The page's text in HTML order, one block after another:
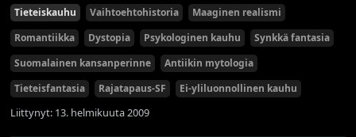
Tieteiskauhu
Vaihtoehtohistoria
Maaginen realismi
Romantiikka
Dystopia Psykologinen kauhu
Synkkä fantasia
Suomalainen kansanperinne
Antiikin mytologia
Tieteisfantasia
Rajatapaus-SF Ei-yliluonnollinen kauhu
Liittynyt: 13. helmikuuta 2009